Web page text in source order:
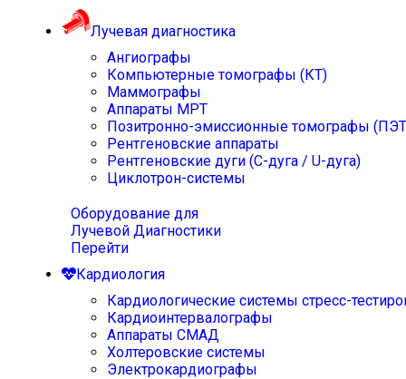
Лучевая диагностика
Ангиографы
Компьютерные томографы (КТ)
Маммографы
Аппараты МРТ
Позитронно-эмиссионные томографы
Рентгеновские аппараты
Рентгеновские дуги (С-дуга / U-дуга)
Циклотрон-системы
Оборудование для
Лучевой Диагностики
Перейти
Кардиология
Кардиологические системы стресс-
Кардиоинтервалографы
Аппараты СМАД
Холтеровские системы
Электрокардиографы